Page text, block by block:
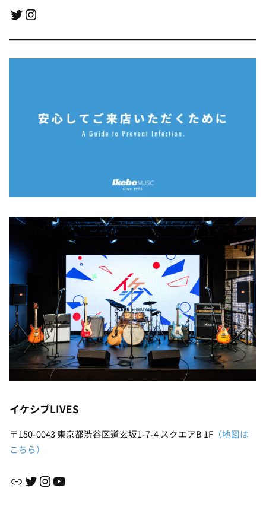
Twitter Instagram
イケシブLIVES
〒150-0043 東京都渋谷区道玄坂1-7-4 スクエアB 1F （地図は
こちら）
リンクTwitter InstagramYouTube